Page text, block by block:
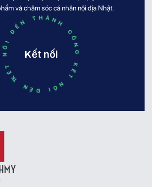
và chăm sóc cá nhân nội địa Nhật.
KẾT NỐI ĐẾN THÀNH CÔNG KẾT NỐI ĐẾN THÀNH CÔNG
Kết nối